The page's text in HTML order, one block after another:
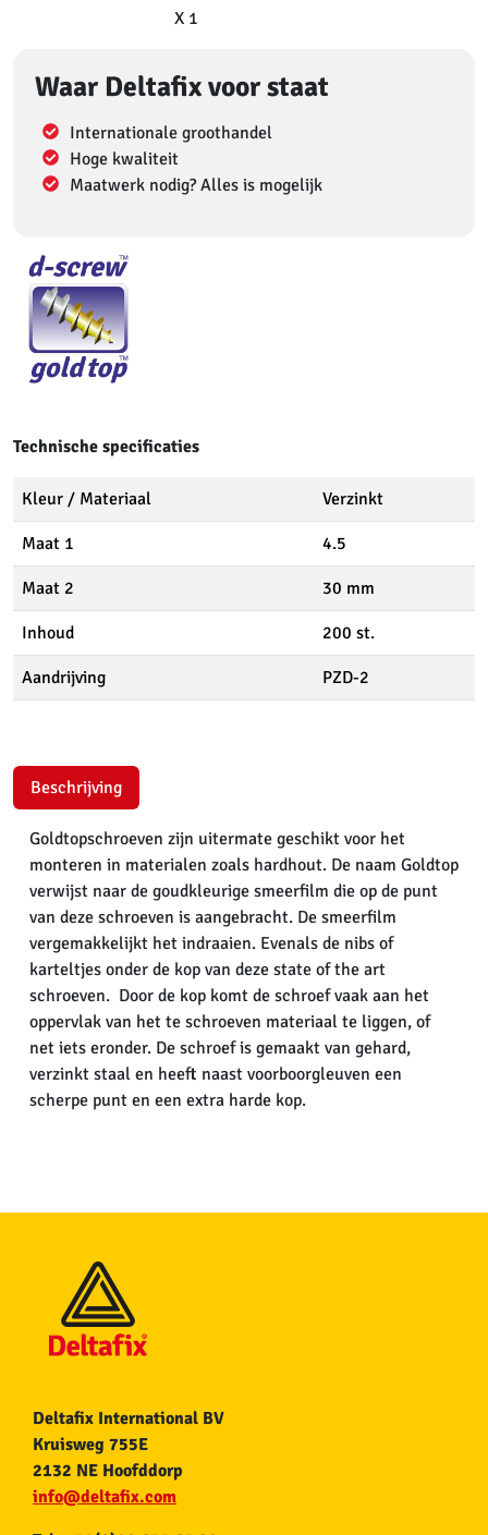
X 1
Waar Deltafix voor staat
Internationale groothandel
Hoge kwaliteit
Maatwerk nodig? Alles is mogelijk
Technische specificaties
Kleur / Materiaal Verzinkt
Maat 1 4.5
Maat 2 30 mm
Inhoud 200 st.
Aandrijving PZD-2
Beschrijving
Goldtopschroeven zijn uitermate geschikt voor het
monteren in materialen zoals hardhout. De naam Goldtop
verwijst naar de goudkleurige smeerfilm die op de punt
van deze schroeven is aangebracht. De smeerfilm
vergemakkelijkt het indraaien. Evenals de nibs of
karteltjes onder de kop van deze state of the art
schroeven. Door de kop komt de schroef vaak aan het
oppervlak van het te schroeven materiaal te liggen, of
net iets eronder. De schroef is gemaakt van gehard,
verzinkt staal en heeft naast voorboorgleuven een
scherpe punt en een extra harde kop.
Deltafix International BV
Kruisweg 755E
2132 NE Hoofddorp
info@deltafix.com